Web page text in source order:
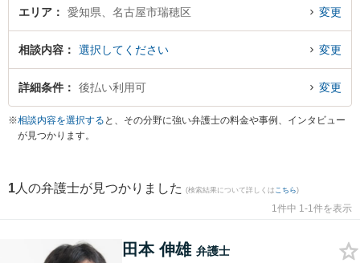
ル情報や弁護士費用、強みなどが注目されています。離婚や相続、交通事故か
に発生した不倫慰謝料トラブルを今すぐに弁護士に相談したい』『交通事故の
過失割合や後遺障害のトラブル解決の実績豊富な近くの弁護士を検索したい』
『初回相談無料で自己破産や債務整理を法律相談できる名古屋市瑞穂区内の弁
エリア 愛知県、名古屋市瑞穂区 変更
相談内容 選択してください 変更
詳細条件 後払い利用可 変更
※相談内容を選択する と、その分野に強い弁護士の料金や事例、インタビュー
が見つかります。
1 人の弁護士が見つかりました (検索結果について詳しくは こちら)
1件中 1-1件を表示
田本 伸雄 弁護士